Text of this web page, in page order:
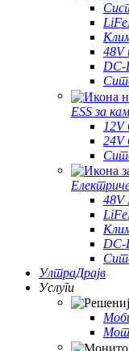
48V
DC-
ESS за
12V
24V
48V
DC-
УлтраДрајв
Услуги